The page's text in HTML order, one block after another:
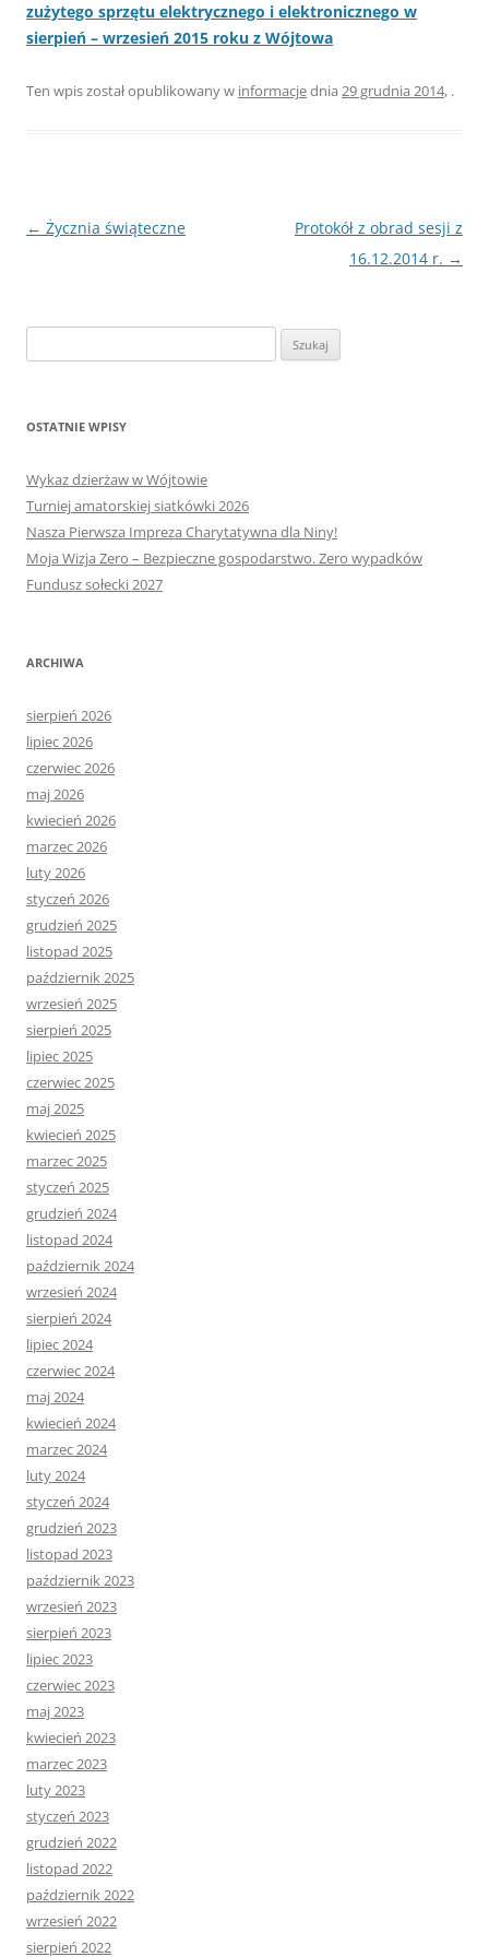
zużytego sprzętu elektrycznego i elektronicznego w
sierpień – wrzesień 2015 roku z Wójtowa
Ten wpis został opublikowany w informacjednia 29 grudnia 2014, .
Nawigacja
← Życznia świąteczne
Protokół z obrad sesji z
16.12.2014 r. →
OSTATNIE WPISY
Wykaz dzierżaw w Wójtowie
Turniej amatorskiej siatkówki 2026
Nasza Pierwsza Impreza Charytatywna dla Niny!
Moja Wizja Zero – Bezpieczne gospodarstwo. Zero wypadków
Fundusz sołecki 2027
ARCHIWA
sierpień 2026
lipiec 2026
czerwiec 2026
maj 2026
kwiecień 2026
marzec 2026
luty 2026
styczeń 2026
grudzień 2025
listopad 2025
październik 2025
wrzesień 2025
sierpień 2025
lipiec 2025
czerwiec 2025
maj 2025
kwiecień 2025
marzec 2025
styczeń 2025
grudzień 2024
listopad 2024
październik 2024
wrzesień 2024
sierpień 2024
lipiec 2024
czerwiec 2024
maj 2024
kwiecień 2024
marzec 2024
luty 2024
styczeń 2024
grudzień 2023
listopad 2023
październik 2023
wrzesień 2023
sierpień 2023
lipiec 2023
czerwiec 2023
maj 2023
kwiecień 2023
marzec 2023
luty 2023
styczeń 2023
grudzień 2022
listopad 2022
październik 2022
wrzesień 2022
sierpień 2022